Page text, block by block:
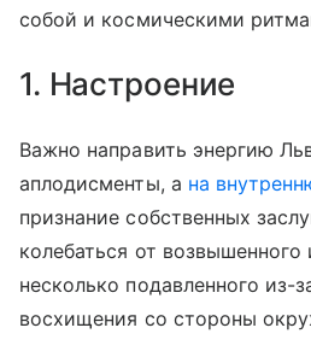
собой и космическими
1. Настроение
Важно направить энергию
аплодисменты, а на
признание собственных
колебаться от возвышенного
несколько подавленного из-
восхищения со стороны